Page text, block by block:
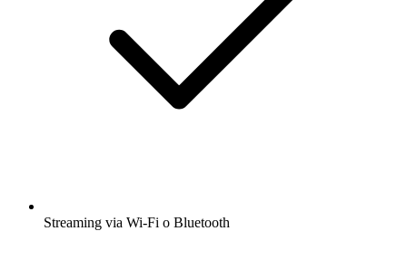
Streaming via Wi-Fi o Bluetooth